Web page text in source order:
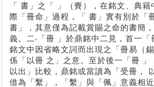
「 書」之「 」（賚），在銘文、典
際「冊命」過程，「 書」實有別於「
書」，其意僅為記載賞賜之命的書簡
義。二‧「冊 」於鼎銘中二見，首一
銘文中因省略文詞而出現之「冊易（錫
係「以冊 之」之意。至於後一「冊 」
以出」比較，鼎銘或當讀為「受冊，
借為「繫」，「繫」與「佩」意義相